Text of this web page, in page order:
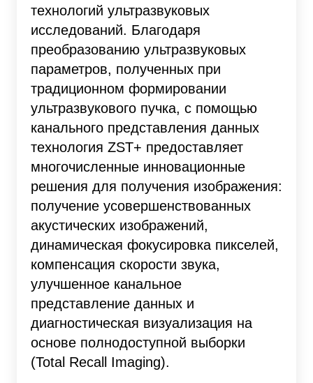
технологий ультразвуковых
исследований. Благодаря
преобразованию ультразвуковых
параметров, полученных при
традиционном формировании
ультразвукового пучка, с помощью
канального представления данных
технология ZST+ предоставляет
многочисленные инновационные
решения для получения изображения:
получение усовершенствованных
акустических изображений,
динамическая фокусировка пикселей,
компенсация скорости звука,
улучшенное канальное
представление данных и
диагностическая визуализация на
основе полнодоступной выборки
(Total Recall Imaging).